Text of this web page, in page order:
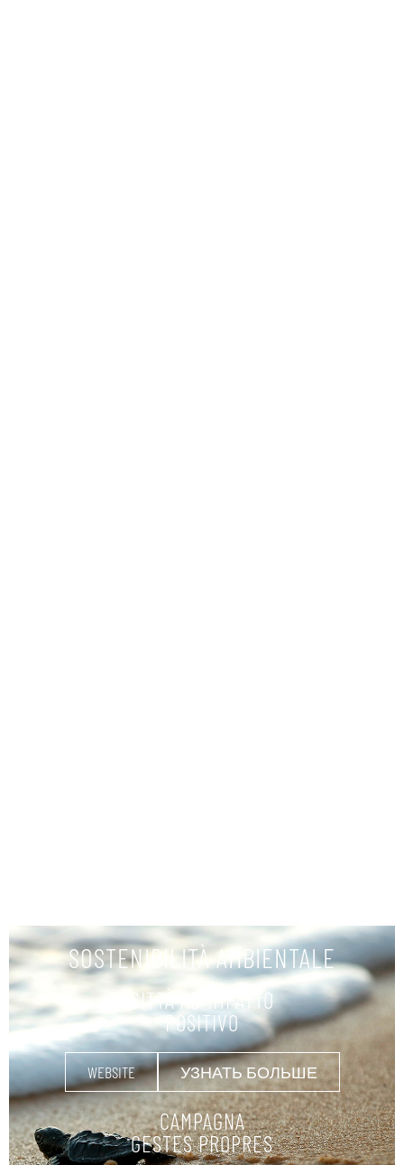
SOSTENIBILITÀ AMBIENTALE
CITTÀ AD IMPATTO
POSITIVO
WEBSITE УЗНАТЬ БОЛЬШЕ
CAMPAGNA
GESTES PROPRES